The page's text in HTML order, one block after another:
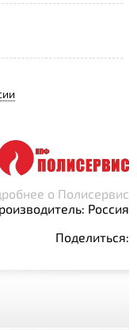
о Полисервис
Россия
Поделиться: